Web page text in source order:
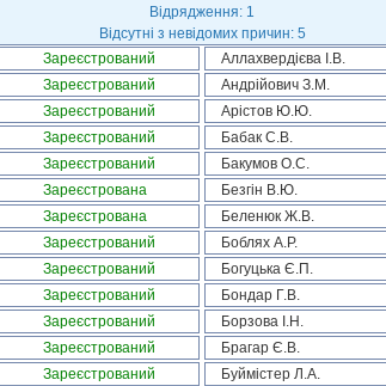
Відрядження: 1
Відсутні з невідомих причин: 5
Зареєстрований Аллахвердієва І.В.
Зареєстрований Андрійович З.М.
Зареєстрований Арістов Ю.Ю.
Зареєстрований Бабак С.В.
Зареєстрований Бакумов О.С.
Зареєстрована Безгін В.Ю.
Зареєстрована Беленюк Ж.В.
Зареєстрований Боблях А.Р.
Зареєстрований Богуцька Є.П.
Зареєстрований Бондар Г.В.
Зареєстрований Борзова І.Н.
Зареєстрований Брагар Є.В.
Зареєстрований Буймістер Л.А.